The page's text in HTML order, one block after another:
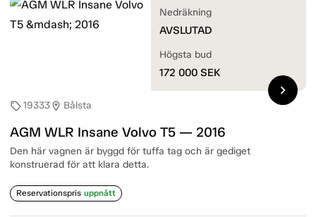
sell19333location_on Bålsta
AGM WLR Insane Volvo T5 — 2016
Den här vagnen är byggd för tuffa tag och är gediget
konstruerad för att klara detta.
Reservationspris uppnått
Nedräkning
AVSLUTAD
Högsta bud
172 000 SEK
chevron_right